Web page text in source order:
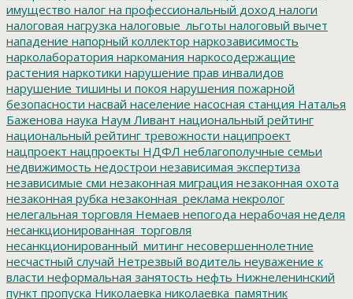
имущество налог на профессиональный доход налоги
налоговая нагрузка налоговые_льготы налоговый вычет
нападение напорный коллектор наркозависимость
нарколаборатория наркомания наркосодержащие
растения наркотики нарушение прав инвалидов
нарушение тишины и покоя нарушения пожарной
безопасности насвай население насосная станция Наталья
Баженова наука Наум Ливант национальный рейтинг
национальный рейтинг тревожности наципроект
нацпроект нацпроекты НДФЛ неблагополучные семьи
недвижимость недострои независимая экспертиза
независимые сми незаконная миграция незаконная охота
незаконная рубка незаконная_реклама некролог
нелегальная торговля Немаев непогода нерабочая неделя
несанкционированная_торговля
несанкционированный_митинг несовершеннолетние
несчастный случай Нетрезвый водитель неуважение к
власти неформальная занятость нефть Нижнеленинский
пункт пропуска Николаевка николаевка_памятник